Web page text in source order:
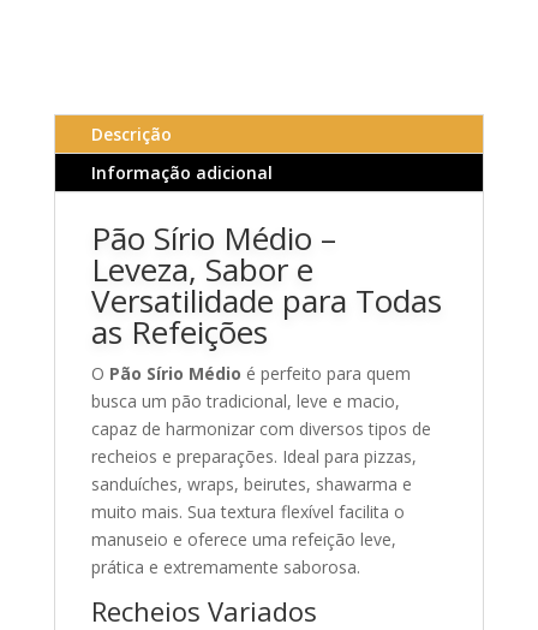
Descrição
Informação adicional
Pão Sírio Médio –
Leveza, Sabor e
Versatilidade para Todas
as Refeições
O Pão Sírio Médio é perfeito para quem
busca um pão tradicional, leve e macio,
capaz de harmonizar com diversos tipos de
recheios e preparações. Ideal para pizzas,
sanduíches, wraps, beirutes, shawarma e
muito mais. Sua textura flexível facilita o
manuseio e oferece uma refeição leve,
prática e extremamente saborosa.
Recheios Variados